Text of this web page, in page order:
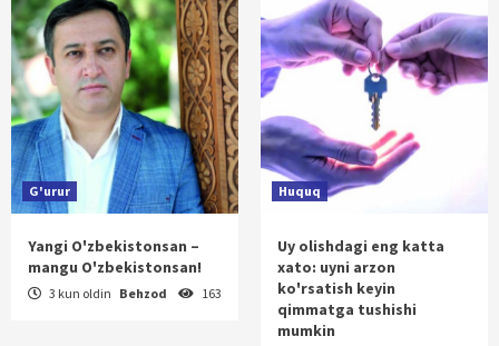
G'urur
Yangi O'zbekistonsan –
mangu O'zbekistonsan!
3 kun oldin Behzod 163
Huquq
Uy olishdagi eng katta
xato: uyni arzon
ko'rsatish keyin
qimmatga tushishi
mumkin